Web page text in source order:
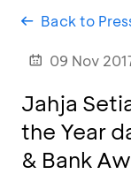
Back to
09 Nov
Jahja
the Year
& Bank